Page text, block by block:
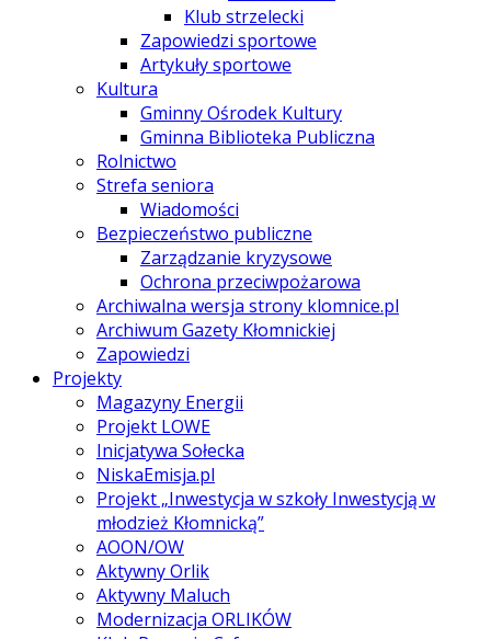
Klub strzelecki
Zapowiedzi sportowe
Artykuły sportowe
Kultura
Gminny Ośrodek Kultury
Gminna Biblioteka Publiczna
Rolnictwo
Strefa seniora
Wiadomości
Bezpieczeństwo publiczne
Zarządzanie kryzysowe
Ochrona przeciwpożarowa
Archiwalna wersja strony klomnice.pl
Archiwum Gazety Kłomnickiej
Zapowiedzi
Projekty
Magazyny Energii
Projekt LOWE
Inicjatywa Sołecka
NiskaEmisja.pl
Projekt „Inwestycja w szkoły Inwestycją w
młodzież Kłomnicką”
AOON/OW
Aktywny Orlik
Aktywny Maluch
Modernizacja ORLIKÓW